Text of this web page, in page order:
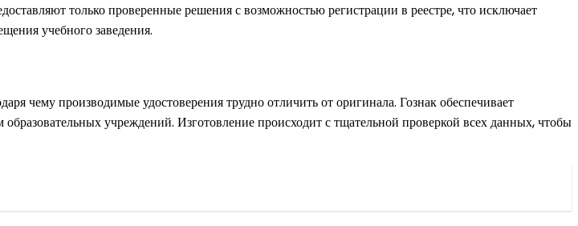
только проверенные решения с возможностью регистрации в реестре, что исключает
учебного заведения.
чему производимые удостоверения трудно отличить от оригинала. Гознак обеспечивает
учреждений. Изготовление происходит с тщательной проверкой всех данных, чтобы